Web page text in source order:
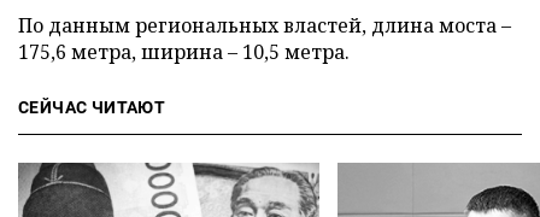
По данным региональных властей, длина моста –
175,6 метра, ширина – 10,5 метра.
СЕЙЧАС ЧИТАЮТ